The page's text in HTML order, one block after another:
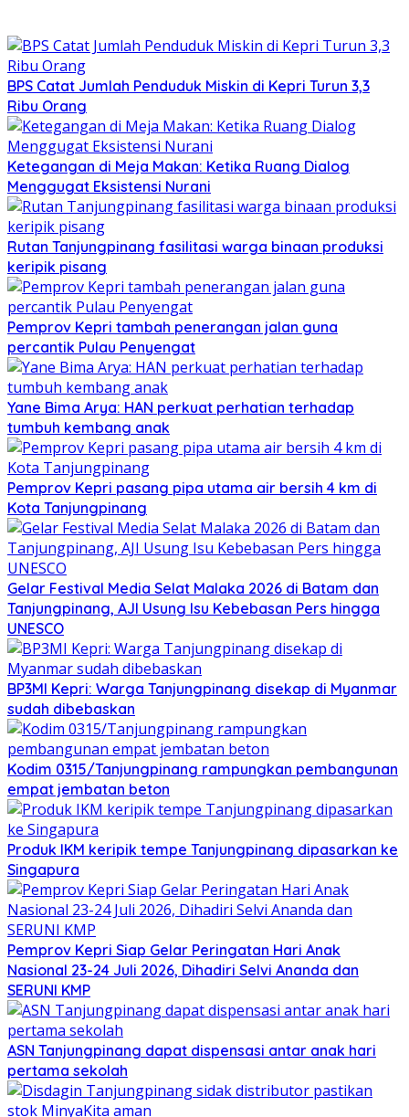
BPS Catat Jumlah Penduduk Miskin di Kepri Turun 3,3
Ribu Orang
Ketegangan di Meja Makan: Ketika Ruang Dialog
Menggugat Eksistensi Nurani
Rutan Tanjungpinang fasilitasi warga binaan produksi
keripik pisang
Pemprov Kepri tambah penerangan jalan guna
percantik Pulau Penyengat
Yane Bima Arya: HAN perkuat perhatian terhadap
tumbuh kembang anak
Pemprov Kepri pasang pipa utama air bersih 4 km di
Kota Tanjungpinang
Gelar Festival Media Selat Malaka 2026 di Batam dan
Tanjungpinang, AJI Usung Isu Kebebasan Pers hingga
UNESCO
BP3MI Kepri: Warga Tanjungpinang disekap di Myanmar
sudah dibebaskan
Kodim 0315/Tanjungpinang rampungkan pembangunan
empat jembatan beton
Produk IKM keripik tempe Tanjungpinang dipasarkan ke
Singapura
Pemprov Kepri Siap Gelar Peringatan Hari Anak
Nasional 23-24 Juli 2026, Dihadiri Selvi Ananda dan
SERUNI KMP
ASN Tanjungpinang dapat dispensasi antar anak hari
pertama sekolah